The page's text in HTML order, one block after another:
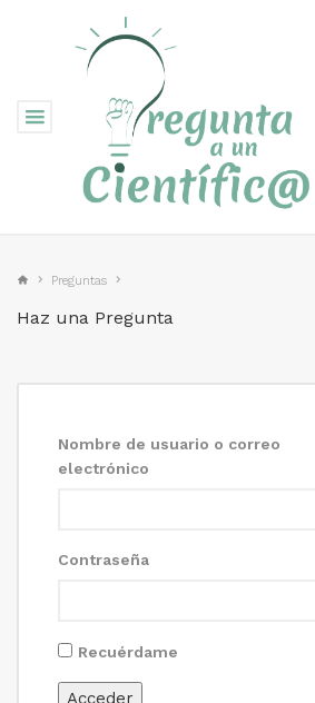
Preguntas
Haz una Pregunta
Nombre de usuario o correo
electrónico
Contraseña
Recuérdame
Acceder